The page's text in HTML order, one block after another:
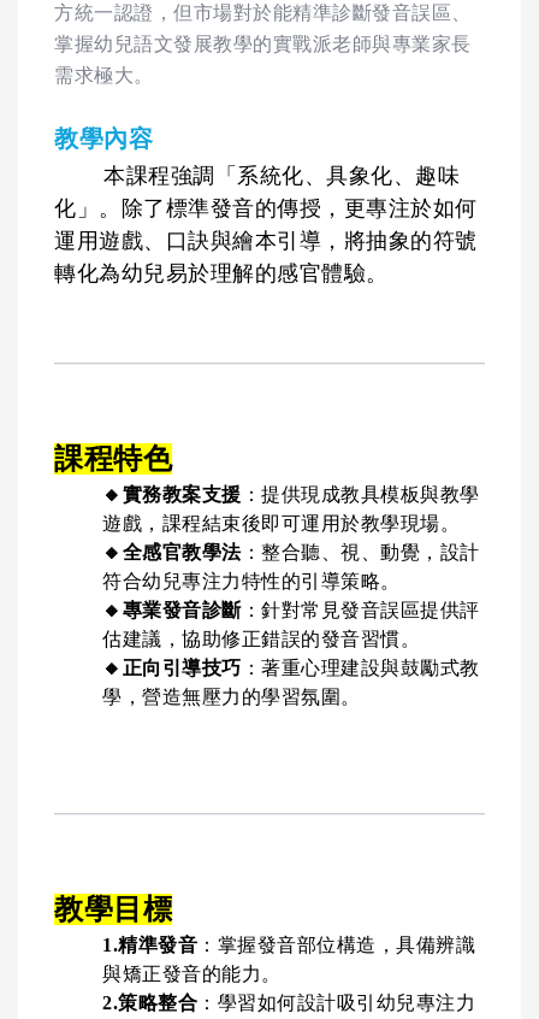
方統一認證，但市場對於能精準診斷發音誤區、
掌握幼兒語文發展教學的實戰派老師與專業家長
需求極大。
教學內容
本課程強調「系統化、具象化、趣味
化」。除了標準發音的傳授，更專注於如何
運用遊戲、口訣與繪本引導，將抽象的符號
轉化為幼兒易於理解的感官體驗。
課程特色
🔸 實務教案支援 ：提供現成教具模板與教學
遊戲，課程結束後即可運用於教學現場。
🔸 全感官教學法：整合聽、視、動覺，設計
符合幼兒專注力特性的引導策略。
🔸 專業發音診斷：針對常見發音誤區提供評
估建議，協助修正錯誤的發音習慣。
🔸 正向引導技巧 ：著重心理建設與鼓勵式教
學，營造無壓力的學習氛圍。
教學目標
1.精準發音 ：掌握發音部位構造，具備辨識
與矯正發音的能力。
2.策略整合 ：學習如何設計吸引幼兒專注力